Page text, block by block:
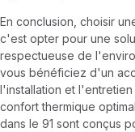
En conclusion, choisir
c'est opter pour une
respectueuse de
vous bénéficiez d'un
l'installation et
confort thermique
dans le 91 sont conçus